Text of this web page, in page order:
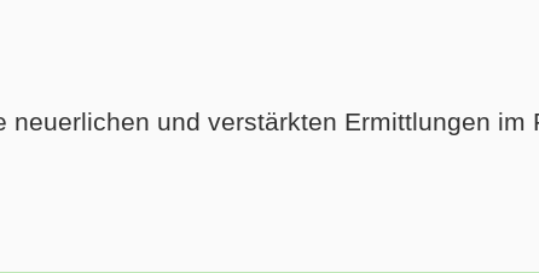
und verstärkten Ermittlungen im